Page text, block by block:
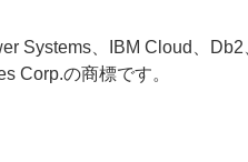
Systems、IBM Cloud、
Corp.の商標です。